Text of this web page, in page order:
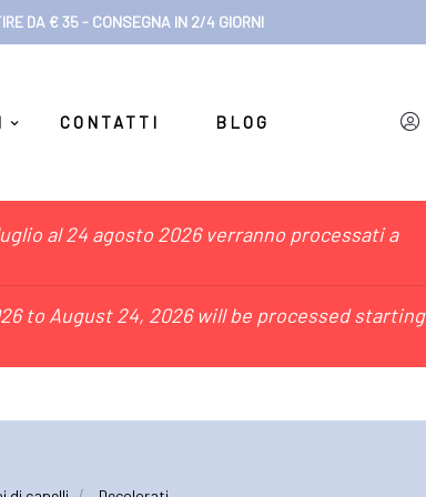
DA € 35 - CONSEGNA IN 2/4 GIORNI
CONTATTI BLOG
al 24 agosto 2026 verranno processati a
to August 24, 2026 will be processed starting